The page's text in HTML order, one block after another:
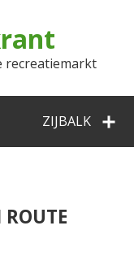
recreatiemarkt
ZIJBALK